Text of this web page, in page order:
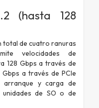
(hasta 128
total de cuatro ranuras
velocidades de
128 Gbps a través de
a través de PCIe
arranque y carga de
de SO o de